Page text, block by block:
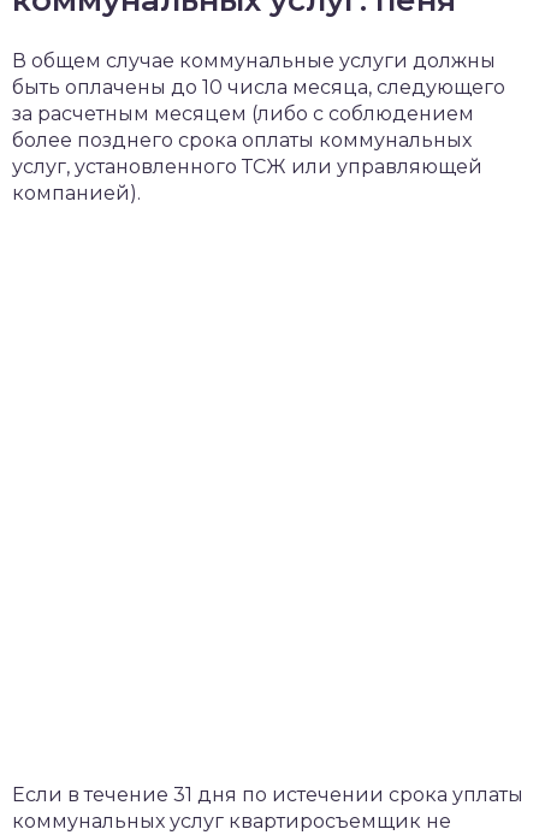
В общем случае коммунальные услуги должны
быть оплачены до 10 числа месяца, следующего
за расчетным месяцем (либо с соблюдением
более позднего срока оплаты коммунальных
услуг, установленного ТСЖ или управляющей
компанией).
Если в течение 31 дня по истечении срока уплаты
коммунальных услуг квартиросъемщик не